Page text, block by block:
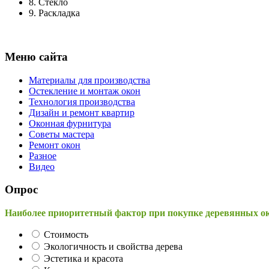
8. Стекло
9. Раскладка
Меню сайта
Материалы для производства
Остекление и монтаж окон
Технология производства
Дизайн и ремонт квартир
Оконная фурнитура
Советы мастера
Ремонт окон
Разное
Видео
Опрос
Наиболее приоритетный фактор при покупке деревянных
Стоимость
Экологичность и свойства дерева
Эстетика и красота